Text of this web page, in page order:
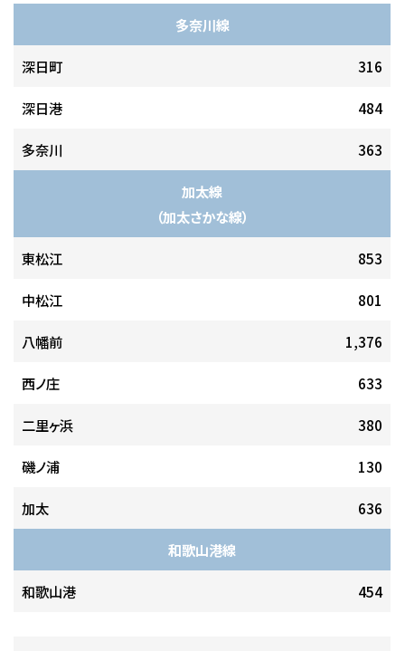
多奈川線
深日町 316
深日港 484
多奈川 363
加太線
（加太さかな線）
東松江 853
中松江 801
八幡前 1,376
西ノ庄 633
二里ヶ浜 380
磯ノ浦 130
加太 636
和歌山港線
和歌山港 454